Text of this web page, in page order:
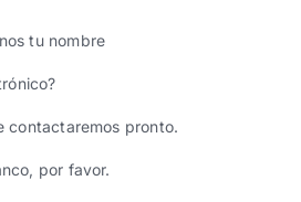
tu nombre
contactaremos pronto.
por favor.